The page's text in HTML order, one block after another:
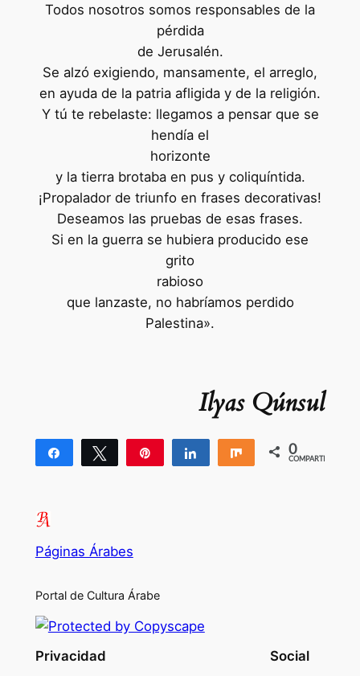
Todos nosotros somos responsables de la
pérdida
de Jerusalén.
Se alzó exigiendo, mansamente, el arreglo,
en ayuda de la patria afligida y de la religión.
Y tú te rebelaste: llegamos a pensar que se
hendía el
horizonte
y la tierra brotaba en pus y coliquíntida.
¡Propalador de triunfo en frases decorativas!
Deseamos las pruebas de esas frases.
Si en la guerra se hubiera producido ese
grito
rabioso
que lanzaste, no habríamos perdido
Palestina».
Ilyas Qúnsul
Compartir Twittear Compartir Compartir
0
COMPARTIR
Páginas Árabes
Portal de Cultura Árabe
Privacidad Social